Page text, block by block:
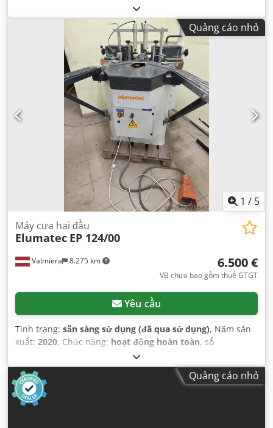
Quảng cáo nhỏ
1 / 5
Valmiera 8.275 km
Máy cưa hai đầu
Elumatec EP 124/00
6.500 €
VB chưa bao gồm thuế GTGT
Yêu cầu
Tình trạng: sẵn sàng sử dụng (đã qua sử dụng), Năm sản
xuất: 2020, Chức năng: hoạt động hoàn toàn, số
124169101-03-EN-EP124
năng thủy lực thứ 3,
Quảng cáo nhỏ